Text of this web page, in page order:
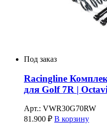
Под заказ
Racingline
для Golf 7R |
Арт.: VWR30G70RW
81.900 ₽ В корзину